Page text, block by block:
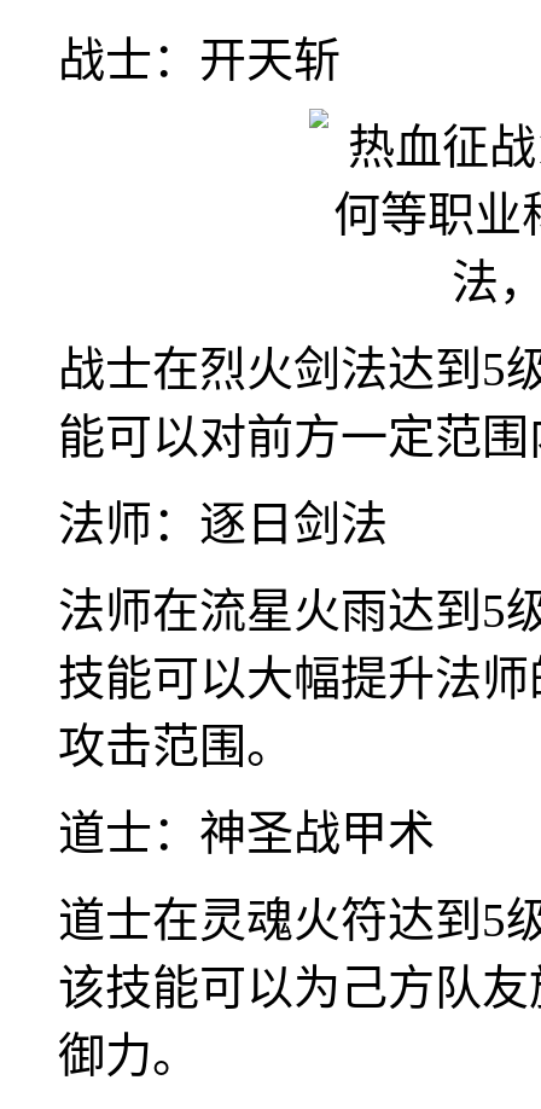
战士：开天斩
战士在烈火剑法达到5
能可以对前方一定范
法师：逐日剑法
法师在流星火雨达到5
技能可以大幅提升法
攻击范围。
道士：神圣战甲术
道士在灵魂火符达到5
该技能可以为己方队
御力。